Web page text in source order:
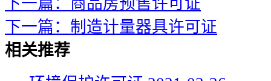
下一篇：商品房预售许可证
下一篇：制造计量器具许可证
相关推荐